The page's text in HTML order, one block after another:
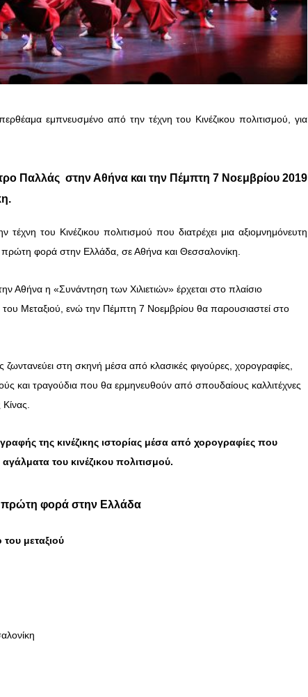
εμπνευσμένο από την τέχνη του Κινέζικου πολιτισμού, για
Παλλάς στην Αθήνα και την Πέμπτη 7 Νοεμβρίου 2019
του Κινέζικου πολιτισμού που διατρέχει μια αξιομνημόνευτη
πρώτη φορά στην Ελλάδα, σε Αθήνα και Θεσσαλονίκη.
Αθήνα η «Συνάντηση των Χιλιετιών» έρχεται στο πλαίσιο
Μεταξιού, ενώ την Πέμπτη 7 Νοεμβρίου θα παρουσιαστεί στο
ζωντανεύει στη σκηνή μέσα από κλασικές φιγούρες, χορογραφίες,
και τραγούδια που θα ερμηνευθούν από σπουδαίους καλλιτέχνες
της κινέζικης ιστορίας μέσα από χορογραφίες που
του κινέζικου πολιτισμού.
πρώτη φορά στην Ελλάδα
του μεταξιού